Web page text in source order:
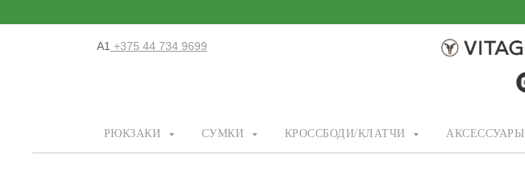
А1 +375 44 734 9699
РЮКЗАКИ СУМКИ КРОССБОДИ/КЛАТЧИ АКСЕССУАРЫ